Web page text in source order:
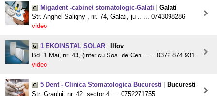
Migadent -cabinet stomatologic-Galati
Galati
Str. Anghel Saligny , nr. 74, Galati, ju .. ... 0743098286
video
1 EKOINSTAL SOLAR
Ilfov
Bd. 1 Mai, nr. 43, (inter.cu Sos. de Cen .. ... 0372 874 931
video
5 Dent - Clinica Stomatologica Bucuresti
Bucuresti
Str. Graului, nr. 42, sector 4, ... 0752271755